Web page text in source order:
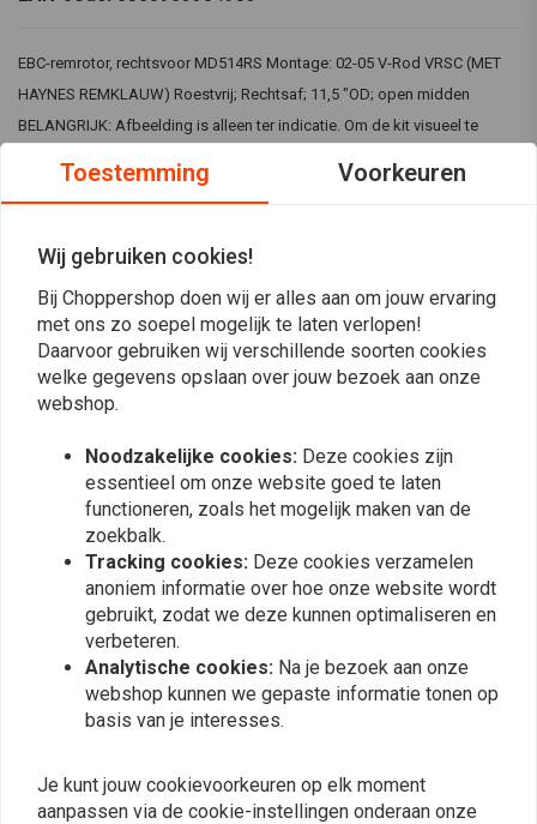
EBC-remrotor, rechtsvoor MD514RS Montage: 02-05 V-Rod VRSC (MET
HAYNES REMKLAUW) Roestvrij; Rechtsaf; 11,5 "OD; open midden
BELANGRIJK: Afbeelding is alleen ter indicatie. Om de kit visueel te
Reviews
(0 beoordelingen)
Plaats ook een review
Vergelijkbare producten
Toestemming Voorkeuren
Wij gebruiken cookies!
Bij Choppershop doen wij er alles aan om jouw ervaring
met ons zo soepel mogelijk te laten verlopen!
Daarvoor gebruiken wij verschillende soorten cookies
welke gegevens opslaan over jouw bezoek aan onze
webshop.
Noodzakelijke cookies: Deze cookies zijn
essentieel om onze website goed te laten
functioneren, zoals het mogelijk maken van de
zoekbalk.
Tracking cookies: Deze cookies verzamelen
anoniem informatie over hoe onze website wordt
gebruikt, zodat we deze kunnen optimaliseren en
verbeteren.
Analytische cookies: Na je bezoek aan onze
webshop kunnen we gepaste informatie tonen op
basis van je interesses.
Je kunt jouw cookievoorkeuren op elk moment
aanpassen via de cookie-instellingen onderaan onze